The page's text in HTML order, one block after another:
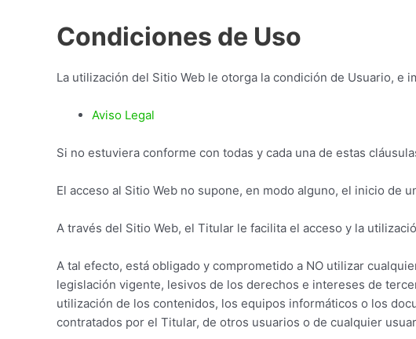
Condiciones de Uso
La utilización del Sitio Web le otorga la condición de Usuario, e
Aviso Legal
Si no estuviera conforme con todas y cada una de estas
El acceso al Sitio Web no supone, en modo alguno, el inicio de
A través del Sitio Web, el Titular le facilita el acceso y la
A tal efecto, está obligado y comprometido a NO utilizar
legislación vigente, lesivos de los derechos e intereses de
utilización de los contenidos, los equipos informáticos o los
contratados por el Titular, de otros usuarios o de cualquier